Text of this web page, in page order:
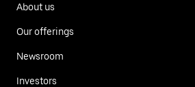
About us
Our offerings
Newsroom
Investors